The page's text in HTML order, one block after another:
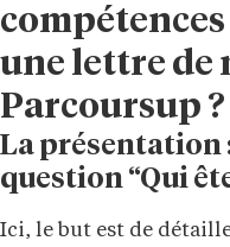
une lettre
Parcoursup ?
La présentation
question “Qui
Ici, le but est de